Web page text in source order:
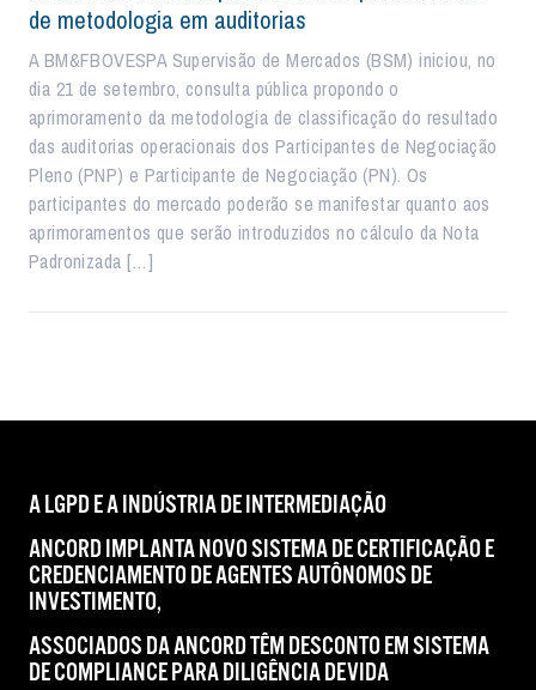
de metodologia em auditorias
A BM&FBOVESPA Supervisão de Mercados (BSM) iniciou, no
dia 21 de setembro, consulta pública propondo o
aprimoramento da metodologia de classificação do resultado
das auditorias operacionais dos Participantes de Negociação
Pleno (PNP) e Participante de Negociação (PN). Os
participantes do mercado poderão se manifestar quanto aos
aprimoramentos que serão introduzidos no cálculo da Nota
Padronizada […]
A LGPD E A INDÚSTRIA DE INTERMEDIAÇÃO
ANCORD IMPLANTA NOVO SISTEMA DE CERTIFICAÇÃO E
CREDENCIAMENTO DE AGENTES AUTÔNOMOS DE
INVESTIMENTO,
ASSOCIADOS DA ANCORD TÊM DESCONTO EM SISTEMA
DE COMPLIANCE PARA DILIGÊNCIA DEVIDA